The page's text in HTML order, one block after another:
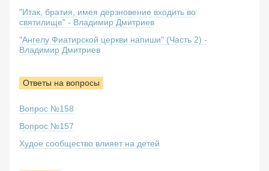
"Итак, братия, имея дерзновение входить во
святилище" - Владимир Дмитриев
"Ангелу Фиатирской церкви напиши" (Часть 2) -
Владимир Дмитриев
Ответы на вопросы
Вопрос №158
Вопрос №157
Худое сообщество влияет на детей